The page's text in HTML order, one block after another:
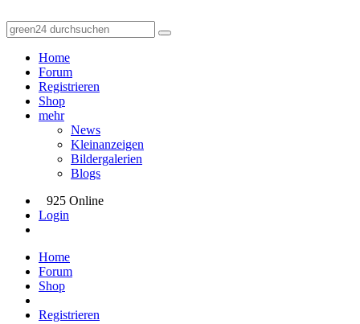
Home
Forum
Registrieren
Shop
mehr
News
Kleinanzeigen
Bildergalerien
Blogs
925 Online
Login
Home
Forum
Shop
Registrieren